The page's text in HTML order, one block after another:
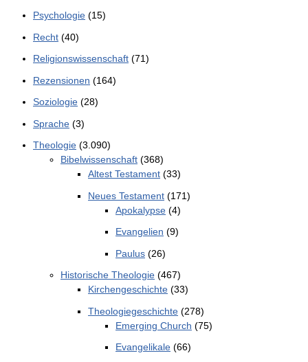
Psychologie (15)
Recht (40)
Religionswissenschaft (71)
Rezensionen (164)
Soziologie (28)
Sprache (3)
Theologie (3.090)
Bibelwissenschaft (368)
Altest Testament (33)
Neues Testament (171)
Apokalypse (4)
Evangelien (9)
Paulus (26)
Historische Theologie (467)
Kirchengeschichte (33)
Theologiegeschichte (278)
Emerging Church (75)
Evangelikale (66)